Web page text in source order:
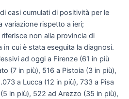
casi cumulati di positività per le
variazione rispetto a ieri;
non alla provincia di
in cui è stata eseguita la diagnosi.
ad oggi a Firenze (61 in più
(7 in più), 516 a Pistoia (3 in più),
a Lucca (12 in più), 733 a Pisa
in più), 522 ad Arezzo (35 in più),